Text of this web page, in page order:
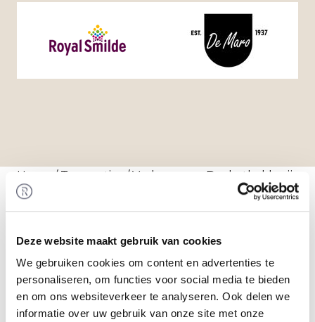
Deze website maakt gebruik van cookies
We gebruiken cookies om content en advertenties te
personaliseren, om functies voor social media te bieden
en om ons websiteverkeer te analyseren. Ook delen we
informatie over uw gebruik van onze site met onze
Home / Transacties
/ Verkoop van Banketbakkerij
De Maro aan Royal Smilde
Transactie
Banketbakkerij De Maro overgenomen.
Rembrandt M&A heeft de verkoper begeleid bij
het realiseren van deze transactie.